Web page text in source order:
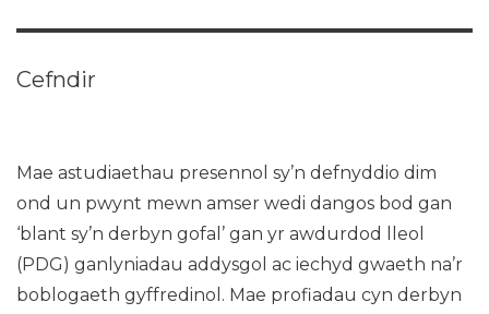
Cefndir
Mae astudiaethau presennol sy’n defnyddio dim
ond un pwynt mewn amser wedi dangos bod gan
‘blant sy’n derbyn gofal’ gan yr awdurdod lleol
(PDG) ganlyniadau addysgol ac iechyd gwaeth na’r
boblogaeth gyffredinol. Mae profiadau cyn derbyn